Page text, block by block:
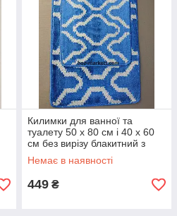
Килимки для ванної та
туалету 50 х 80 см і 40 х 60
см без вирізу блакитний з
візерунком
Немає в наявності
449 ₴